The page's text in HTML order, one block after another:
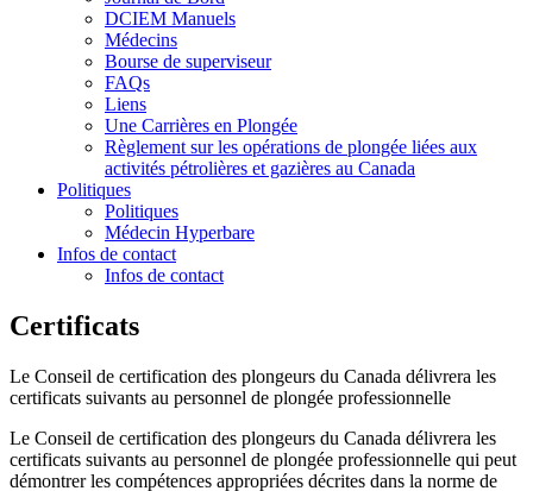
DCIEM Manuels
Médecins
Bourse de superviseur
FAQs
Liens
Une Carrières en Plongée
Règlement sur les opérations de plongée liées aux
activités pétrolières et gazières au Canada
Politiques
Politiques
Médecin Hyperbare
Infos de contact
Infos de contact
Certificats
Le Conseil de certification des plongeurs du Canada délivrera les
certificats suivants au personnel de plongée professionnelle
Le Conseil de certification des plongeurs du Canada délivrera les
certificats suivants au personnel de plongée professionnelle qui peut
démontrer les compétences appropriées décrites dans la norme de